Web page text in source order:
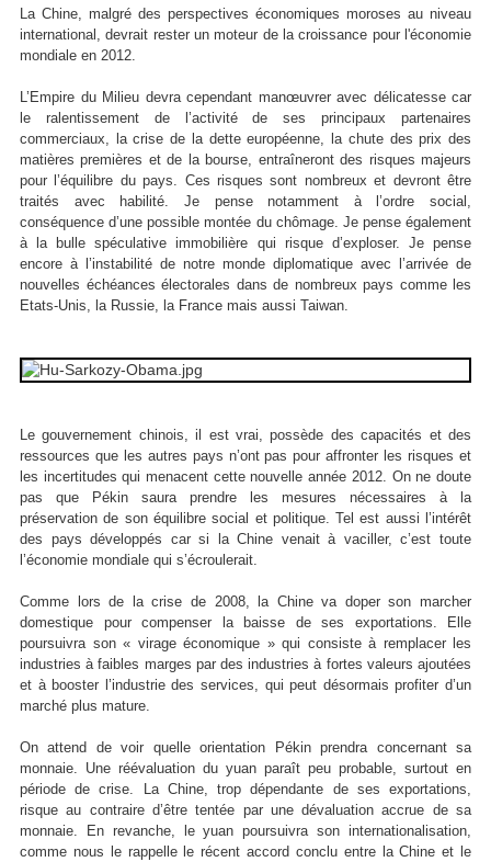
La Chine, malgré des perspectives économiques moroses au niveau
international, devrait rester un moteur de la croissance pour l'économie
mondiale en 2012.
L’Empire du Milieu devra cependant manœuvrer avec délicatesse car
le ralentissement de l’activité de ses principaux partenaires
commerciaux, la crise de la dette européenne, la chute des prix des
matières premières et de la bourse, entraîneront des risques majeurs
pour l’équilibre du pays. Ces risques sont nombreux et devront être
traités avec habilité. Je pense notamment à l’ordre social,
conséquence d’une possible montée du chômage. Je pense également
à la bulle spéculative immobilière qui risque d’exploser. Je pense
encore à l’instabilité de notre monde diplomatique avec l’arrivée de
nouvelles échéances électorales dans de nombreux pays comme les
Etats-Unis, la Russie, la France mais aussi Taiwan.
Le gouvernement chinois, il est vrai, possède des capacités et des
ressources que les autres pays n’ont pas pour affronter les risques et
les incertitudes qui menacent cette nouvelle année 2012. On ne doute
pas que Pékin saura prendre les mesures nécessaires à la
préservation de son équilibre social et politique. Tel est aussi l’intérêt
des pays développés car si la Chine venait à vaciller, c’est toute
l’économie mondiale qui s’écroulerait.
Comme lors de la crise de 2008, la Chine va doper son marcher
domestique pour compenser la baisse de ses exportations. Elle
poursuivra son « virage économique » qui consiste à remplacer les
industries à faibles marges par des industries à fortes valeurs ajoutées
et à booster l’industrie des services, qui peut désormais profiter d’un
marché plus mature.
On attend de voir quelle orientation Pékin prendra concernant sa
monnaie. Une réévaluation du yuan paraît peu probable, surtout en
période de crise. La Chine, trop dépendante de ses exportations,
risque au contraire d’être tentée par une dévaluation accrue de sa
monnaie. En revanche, le yuan poursuivra son internationalisation,
comme nous le rappelle le récent accord conclu entre la Chine et le